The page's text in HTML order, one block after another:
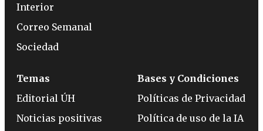
Interior
Correo Semanal
Sociedad
Temas
Editorial ÚH
Noticias positivas
Bases y Condiciones
Políticas de Privacidad
Política de uso de la IA